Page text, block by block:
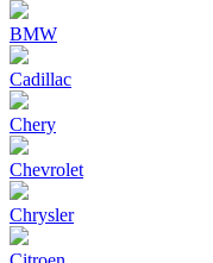
BMW
Cadillac
Chery
Chevrolet
Chrysler